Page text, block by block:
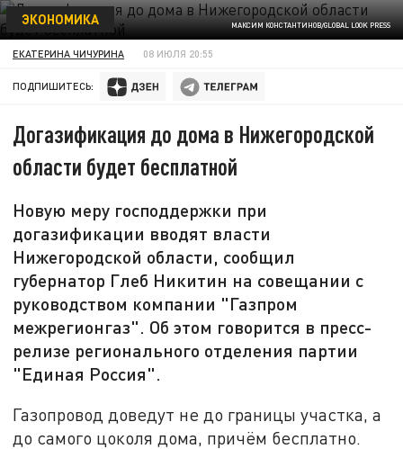
МАКСИМ КОНСТАНТИНОВ/GLOBAL LOOK PRESS
ЭКОНОМИКА
ЕКАТЕРИНА ЧИЧУРИНА 08 ИЮЛЯ 20:55
ПОДПИШИТЕСЬ:
Догазификация до дома в Нижегородской
области будет бесплатной
Новую меру господдержки при
догазификации вводят власти
Нижегородской области, сообщил
губернатор Глеб Никитин на совещании с
руководством компании "Газпром
межрегионгаз". Об этом говорится в пресс-
релизе регионального отделения партии
"Единая Россия".
Газопровод доведут не до границы участка, а
до самого цоколя дома, причём бесплатно.